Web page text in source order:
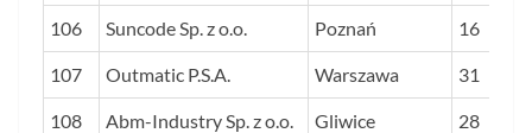
106 Suncode Sp. z o.o. Poznań 16
107 Outmatic P.S.A. Warszawa 31
108 Abm-Industry Sp. z o.o. Gliwice 28